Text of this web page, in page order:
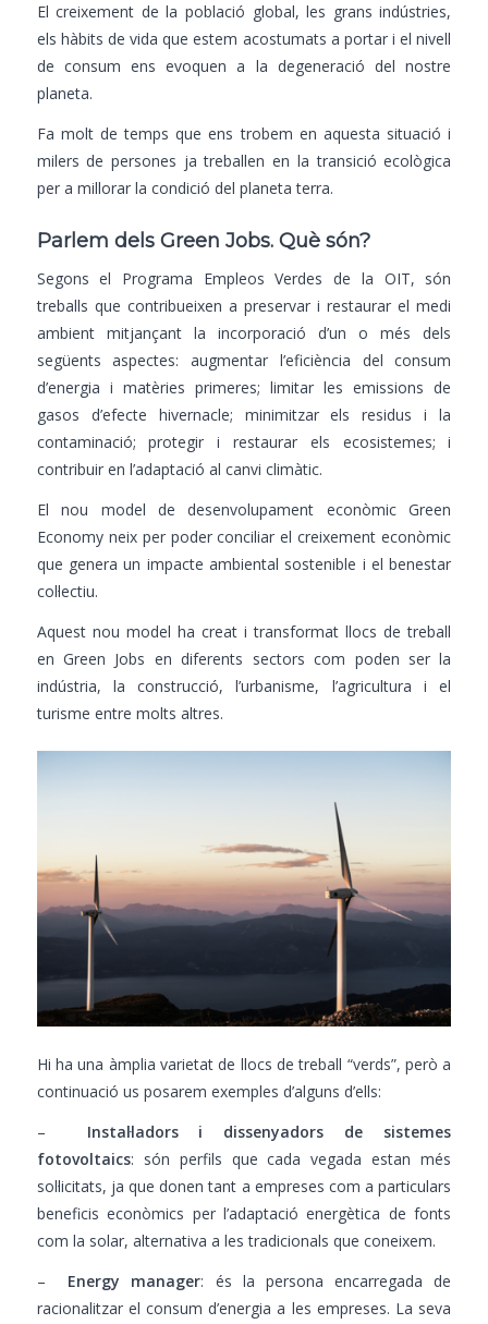
El creixement de la població global, les grans indústries,
els hàbits de vida que estem acostumats a portar i el nivell
de consum ens evoquen a la degeneració del nostre
planeta.
Fa molt de temps que ens trobem en aquesta situació i
milers de persones ja treballen en la transició ecològica
per a millorar la condició del planeta terra.
Parlem dels Green Jobs. Què són?
Segons el Programa Empleos Verdes de la OIT, són
treballs que contribueixen a preservar i restaurar el medi
ambient mitjançant la incorporació d’un o més dels
següents aspectes: augmentar l’eficiència del consum
d’energia i matèries primeres; limitar les emissions de
gasos d’efecte hivernacle; minimitzar els residus i la
contaminació; protegir i restaurar els ecosistemes; i
contribuir en l’adaptació al canvi climàtic.
El nou model de desenvolupament econòmic Green
Economy neix per poder conciliar el creixement econòmic
que genera un impacte ambiental sostenible i el benestar
col·lectiu.
Aquest nou model ha creat i transformat llocs de treball
en Green Jobs en diferents sectors com poden ser la
indústria, la construcció, l’urbanisme, l’agricultura i el
turisme entre molts altres.
Hi ha una àmplia varietat de llocs de treball “verds”, però a
continuació us posarem exemples d’alguns d’ells:
– Instal·ladors i dissenyadors de sistemes
fotovoltaics: són perfils que cada vegada estan més
sol·licitats, ja que donen tant a empreses com a particulars
beneficis econòmics per l’adaptació energètica de fonts
com la solar, alternativa a les tradicionals que coneixem.
– Energy manager: és la persona encarregada de
racionalitzar el consum d’energia a les empreses. La seva